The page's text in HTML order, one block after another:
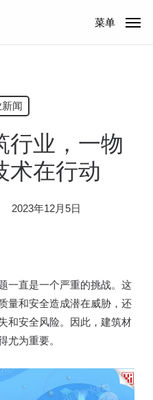
菜单
闻
行业，一物
术在行动
2023年12月5日
一直是一个严重的挑战。这
量和安全造成潜在威胁，还
和安全风险。因此，建筑材
尤为重要。